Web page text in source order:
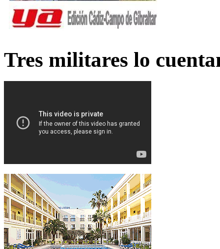
Tres militares lo